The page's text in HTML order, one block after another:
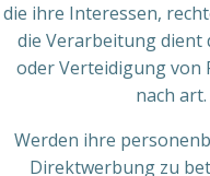
die ihre Interessen,
die Verarbeitung dient
oder Verteidigung von
nach art.
Werden ihre
Direktwerbung zu